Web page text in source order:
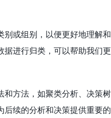
或组别，以便更好地理解
进行归类，可以帮助我们
方法，如聚类分析、决策
续的分析和决策提供重要的